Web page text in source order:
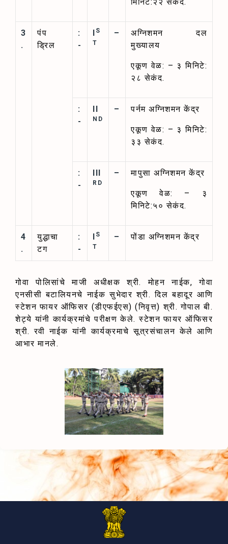
मिनिटे:२२ सेकंद.
3
.
पंप
ड्रिल
:
-
S
T
–
अग्निशमन दल
मुख्यालय
एकूण वेळ: – ३ मिनिटे:
२८ सेकंद.
:
-
ND
– पर्नम अग्निशमन केंद्र
एकूण वेळ: – ३ मिनिटे:
३३ सेकंद.
:
-
RD
– मापुसा अग्निशमन केंद्र
एकूण वेळ: – ३
मिनिटे:५० सेकंद.
4
.
युद्धाचा
टग
:
-
S
T
– पोंडा अग्निशमन केंद्र
गोवा पोलिसांचे माजी अधीक्षक श्री. मोहन नाईक, गोवा
एनसीसी बटालियनचे नाईक सुभेदार श्री. दिल बहादूर आणि
स्टेशन फायर ऑफिसर (डीएफईएस) (निवृत्त) श्री. गोपाल बी.
शेट्ये यांनी कार्यक्रमांचे परीक्षण केले. स्टेशन फायर ऑफिसर
श्री. रवी नाईक यांनी कार्यक्रमाचे सूत्रसंचालन केले आणि
आभार मानले.